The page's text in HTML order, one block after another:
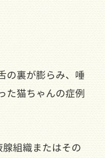
の裏が膨らみ、唾
た猫ちゃんの症例
組織またはその